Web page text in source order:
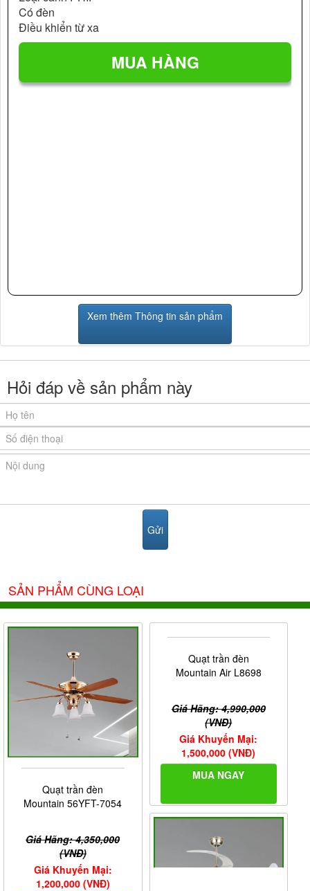
Có đèn
Điều khiển từ xa
Xem thêm Thông tin sản phẩm
Hỏi đáp về sản phẩm này
SẢN PHẨM CÙNG LOẠI
Quạt trần đèn
Mountain 56YFT-7054
Giá Hãng: 4,350,000
(VNĐ)
Giá Khuyến Mại:
1,200,000 (VNĐ)
Quạt trần đèn
Mountain Air L8698
Giá Hãng: 4,990,000
(VNĐ)
Giá Khuyến Mại:
1,500,000 (VNĐ)
MUA NGAY